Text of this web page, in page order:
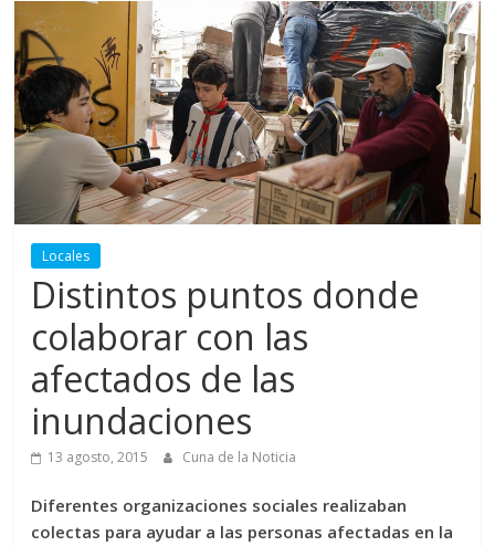
Locales
Distintos puntos donde
colaborar con las
afectados de las
inundaciones
13 agosto, 2015 Cuna de la Noticia
Diferentes organizaciones sociales realizaban
colectas para ayudar a las personas afectadas en la